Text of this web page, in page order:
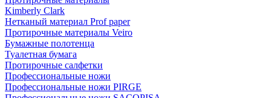
Kimberly Clark
Нетканый материал Prof paper
Протирочные материалы Veiro
Бумажные полотенца
Туалетная бумага
Протирочные салфетки
Профессиональные ножи
Профессиональные ножи PIRGE